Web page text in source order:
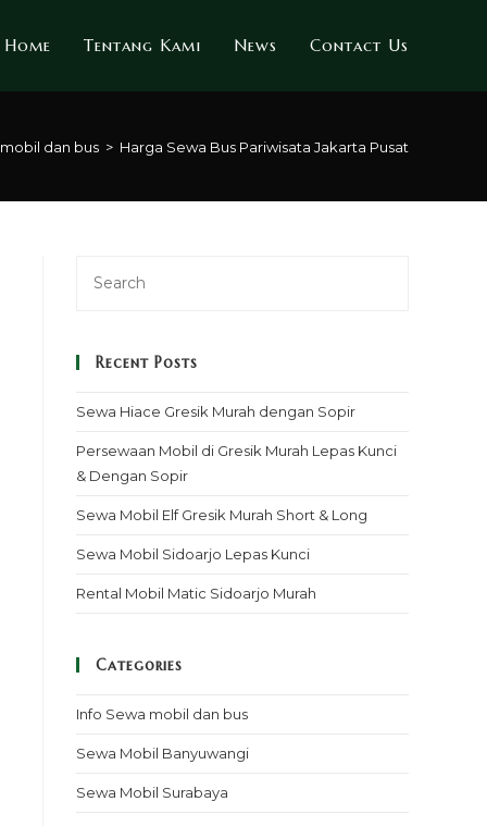
Home Tentang Kami News Contact Us
dan bus > Harga Sewa Bus Pariwisata Jakarta Pusat
Recent Posts
Sewa Hiace Gresik Murah dengan Sopir
Persewaan Mobil di Gresik Murah Lepas Kunci
& Dengan Sopir
Sewa Mobil Elf Gresik Murah Short & Long
Sewa Mobil Sidoarjo Lepas Kunci
Rental Mobil Matic Sidoarjo Murah
Categories
Info Sewa mobil dan bus
Sewa Mobil Banyuwangi
Sewa Mobil Surabaya